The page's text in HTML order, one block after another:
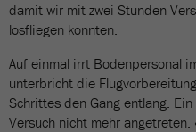
damit wir mit zwei Stunden
losfliegen konnten.
Auf einmal irrt Bodenpersonal
unterbricht die
Schrittes den Gang entlang.
Versuch nicht mehr angetreten.